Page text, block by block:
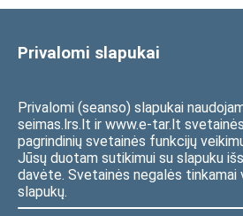
Privalomi slapukai
Privalomi (seanso) slapukai
seimas.lrs.lt ir www.e-tar.lt
pagrindinių svetainės funkcijų
Jūsų duotam sutikimui su slapuku
davėte. Svetainės negalės tinkamai
slapukų.
Seimo